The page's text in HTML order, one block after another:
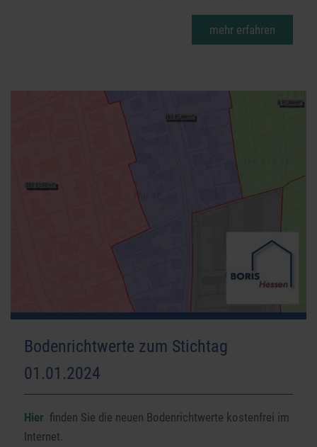
mehr erfahren
Bodenrichtwerte zum Stichtag
01.01.2024
Hier finden Sie die neuen Bodenrichtwerte kostenfrei im
Internet.